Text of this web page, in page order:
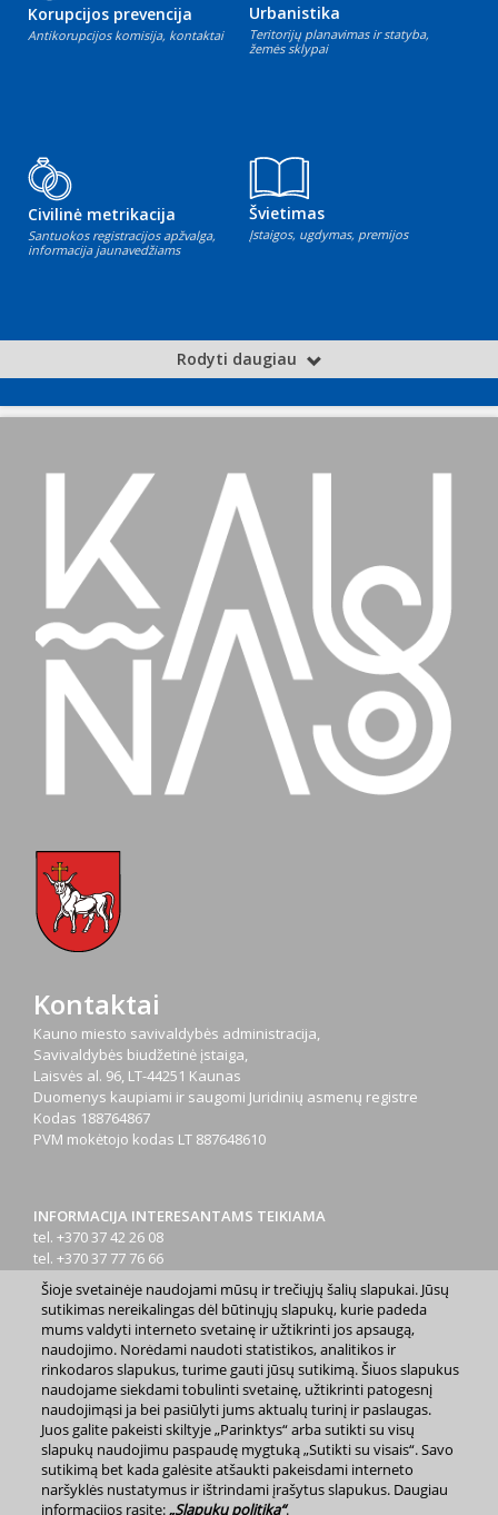
Korupcijos prevencija
Antikorupcijos komisija, kontaktai
Urbanistika
Teritorijų planavimas ir statyba,
žemės sklypai
Civilinė metrikacija
Santuokos registracijos apžvalga,
informacija jaunavedžiams
Švietimas
Įstaigos, ugdymas, premijos
Rodyti daugiau
Kontaktai
Kauno miesto savivaldybės administracija,
Savivaldybės biudžetinė įstaiga,
Laisvės al. 96, LT-44251 Kaunas
Duomenys kaupiami ir saugomi Juridinių asmenų registre
Kodas 188764867
PVM mokėtojo kodas LT 887648610
INFORMACIJA INTERESANTAMS TEIKIAMA
tel. +370 37 42 26 08
tel. +370 37 77 76 66
tel. +370 660 07000
el. p.info@kaunas.lt
2023 m. Kauno miesto savivaldybė. Kopijuoti ir platinti
www.kaunas.lt skelbiamą informaciją be autorių sutikimo draudžiama.
Svetainės žemėlapis »
Šioje svetainėje naudojami mūsų ir trečiųjų šalių slapukai. Jūsų
sutikimas nereikalingas dėl būtinųjų slapukų, kurie padeda
mums valdyti interneto svetainę ir užtikrinti jos apsaugą,
naudojimo. Norėdami naudoti statistikos, analitikos ir
rinkodaros slapukus, turime gauti jūsų sutikimą. Šiuos slapukus
naudojame siekdami tobulinti svetainę, užtikrinti patogesnį
naudojimąsi ja bei pasiūlyti jums aktualų turinį ir paslaugas.
Juos galite pakeisti skiltyje „Parinktys“ arba sutikti su visų
slapukų naudojimu paspaudę mygtuką „Sutikti su visais“. Savo
sutikimą bet kada galėsite atšaukti pakeisdami interneto
naršyklės nustatymus ir ištrindami įrašytus slapukus. Daugiau
informacijos rasite:„Slapukų politika“.